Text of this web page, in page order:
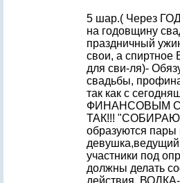
5 шар.( Через
на годовщину
праздничный
свои, а
для сви-ля)-
свадьбы,
так как с
ФИНАНСОВЫМ
ТАК!!!
образуются пары
девушка,ведущий
участники под
должны делать
действия.